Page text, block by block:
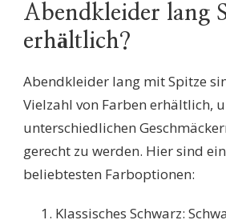
Abendkleider lang
erhältlich?
Abendkleider lang mit Spitze
Vielzahl von Farben erhältlich,
unterschiedlichen
gerecht zu werden. Hier sind
beliebtesten Farboptionen:
Klassisches Schwarz: